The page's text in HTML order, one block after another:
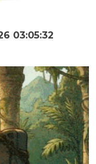
03:05:34